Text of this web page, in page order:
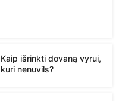
Kaip išrinkti dovaną vyrui,
kuri nenuvils?